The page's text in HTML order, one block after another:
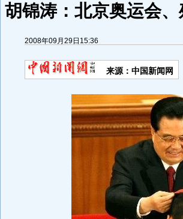
胡锦涛：北京奥运会
2008年09月29日15:36
来源：中国新闻网